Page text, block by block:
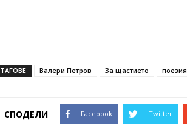
ТАГОВЕ Валери Петров За щастието поезия
СПОДЕЛИ Facebook Twitter